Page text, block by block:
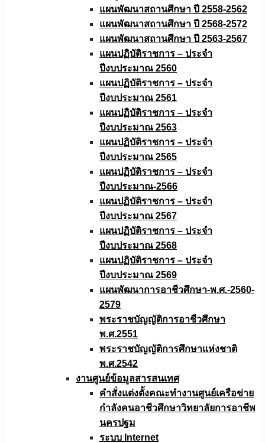
แผนพัฒนาสถานศึกษา ปี 2558-2562
แผนพัฒนาสถานศึกษา ปี 2568-2572
แผนพัฒนาสถานศึกษา ปี 2563-2567
แผนปฏิบัติราชการ – ประจำ
ปีงบประมาณ 2560
แผนปฏิบัติราชการ – ประจำ
ปีงบประมาณ 2561
แผนปฏิบัติราชการ – ประจำ
ปีงบประมาณ 2563
แผนปฏิบัติราชการ – ประจำ
ปีงบประมาณ 2565
แผนปฏิบัติราชการ – ประจำ
ปีงบประมาณ-2566
แผนปฏิบัติราชการ – ประจำ
ปีงบประมาณ 2567
แผนปฏิบัติราชการ – ประจำ
ปีงบประมาณ 2568
แผนปฏิบัติราชการ – ประจำ
ปีงบประมาณ 2569
แผนพัฒนาการอาชีวศึกษา-พ.ศ.-2560-
2579
พระราชบัญญัติการอาชีวศึกษา
พ.ศ.2551
พระราชบัญญัติการศึกษาแห่งชาติ
พ.ศ.2542
งานศูนย์ข้อมูลสารสนเทศ
คำสั่งแต่งตั้งคณะทำงานศูนย์เครือข่าย
กำลังคนอาชีวศึกษาวิทยาลัยการอาชีพ
นครปฐม
ระบบ Internet